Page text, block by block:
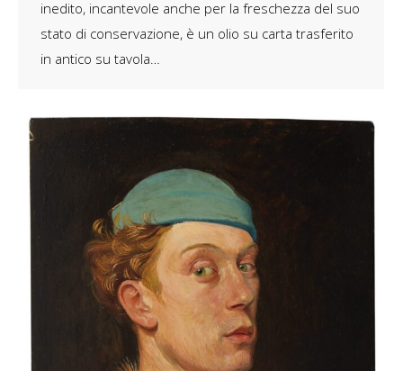
inedito, incantevole anche per la freschezza del suo
stato di conservazione, è un olio su carta trasferito
in antico su tavola…